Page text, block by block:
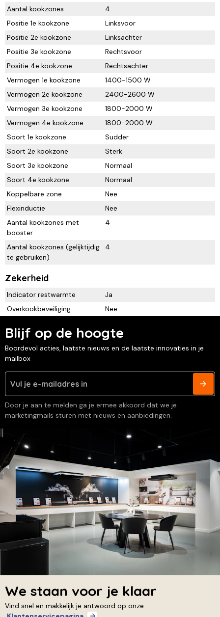
Aantal kookzones
4
Positie 1e kookzone
Linksvoor
Positie 2e kookzone
Linksachter
Positie 3e kookzone
Rechtsvoor
Positie 4e kookzone
Rechtsachter
Vermogen 1e kookzone
1400-1500 W
Vermogen 2e kookzone
2400-2600 W
Vermogen 3e kookzone
1800-2000 W
Vermogen 4e kookzone
1800-2000 W
Soort 1e kookzone
Sudder
Soort 2e kookzone
Sterk
Soort 3e kookzone
Normaal
Soort 4e kookzone
Normaal
Koppelbare zone
Nee
Flexinductie
Nee
Aantal kookzones met
booster
4
Aantal kookzones (gelijktijdig
te gebruiken)
4
Zekerheid
Indicator restwarmte
Ja
Overkookbeveiliging
Nee
Blijf op de hoogte
Boordevol acties, laatste nieuws en de laatste innovaties in je
mailbox
Door je aan te melden ga je ermee akkoord dat we je
marketingmails sturen met nieuws en aanbiedingen.
We staan voor je klaar
Vind snel en makkelijk je antwoord op onze